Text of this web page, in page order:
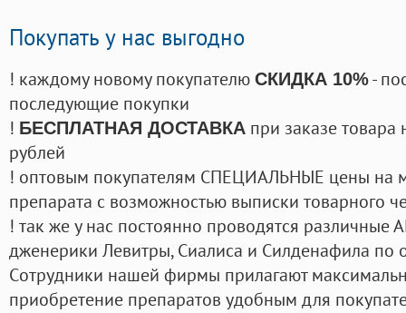
Покупать у нас выгодно
! каждому новому покупателю СКИДКА 10%-
последующие покупки
! БЕСПЛАТНАЯ ДОСТАВКА при заказе
рублей
! оптовым покупателям СПЕЦИАЛЬНЫЕ цены на
препарата с возможностью выписки товарного
! так же у нас постоянно проводятся
дженерики Левитры, Сиалиса и Силденафила по
Cотрудники нашей фирмы прилагают
приобретение препаратов удобным для